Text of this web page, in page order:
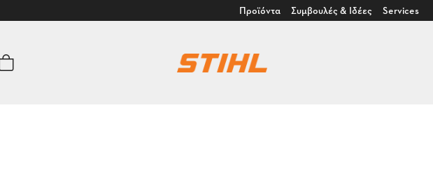
Προϊόντα Συμβουλές & Ιδέες Services